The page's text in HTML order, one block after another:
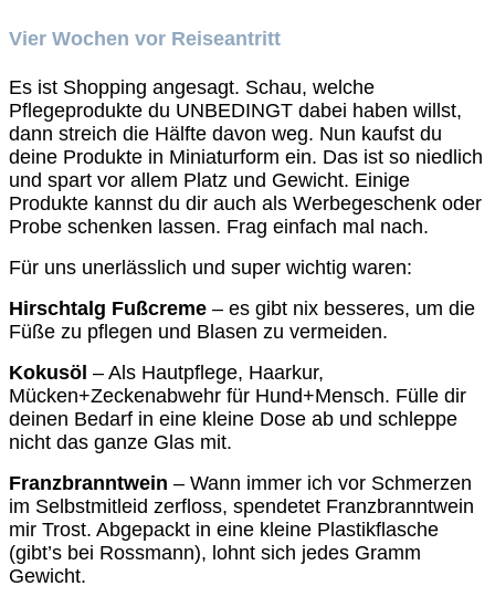
Vier Wochen vor Reiseantritt
Es ist Shopping angesagt. Schau, welche
Pflegeprodukte du UNBEDINGT dabei haben willst,
dann streich die Hälfte davon weg. Nun kaufst du
deine Produkte in Miniaturform ein. Das ist so niedlich
und spart vor allem Platz und Gewicht. Einige
Produkte kannst du dir auch als Werbegeschenk oder
Probe schenken lassen. Frag einfach mal nach.
Für uns unerlässlich und super wichtig waren:
Hirschtalg Fußcreme – es gibt nix besseres, um die
Füße zu pflegen und Blasen zu vermeiden.
Kokusöl – Als Hautpflege, Haarkur,
Mücken+Zeckenabwehr für Hund+Mensch. Fülle dir
deinen Bedarf in eine kleine Dose ab und schleppe
nicht das ganze Glas mit.
Franzbranntwein – Wann immer ich vor Schmerzen
im Selbstmitleid zerfloss, spendetet Franzbranntwein
mir Trost. Abgepackt in eine kleine Plastikflasche
(gibt’s bei Rossmann), lohnt sich jedes Gramm
Gewicht.